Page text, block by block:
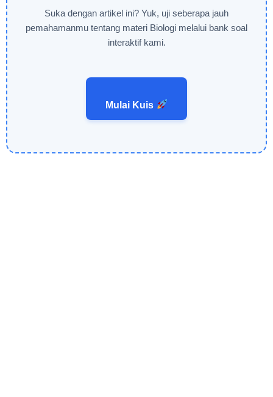
Suka dengan artikel ini? Yuk, uji seberapa jauh
pemahamanmu tentang materi Biologi melalui bank soal
interaktif kami.
Mulai Kuis